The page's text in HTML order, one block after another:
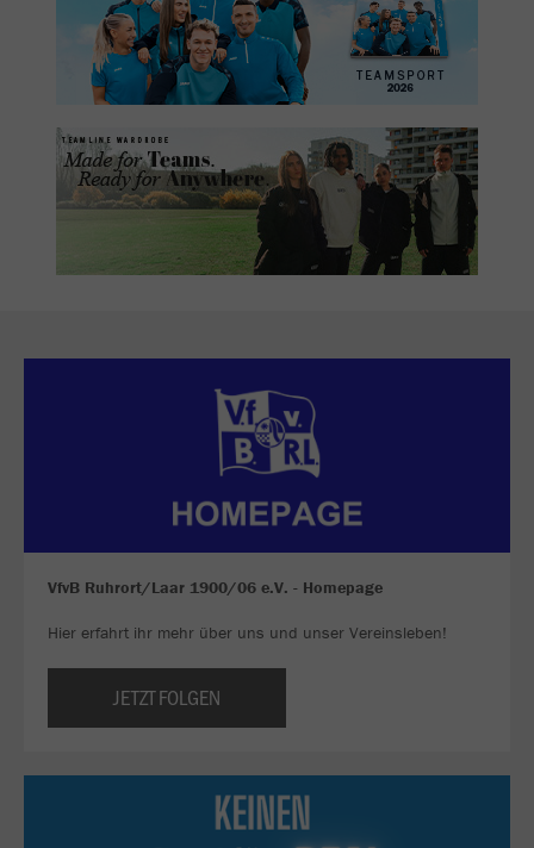
VfvB Ruhrort/Laar 1900/06 e.V. - Homepage
Hier erfahrt ihr mehr über uns und unser Vereinsleben!
JETZT FOLGEN